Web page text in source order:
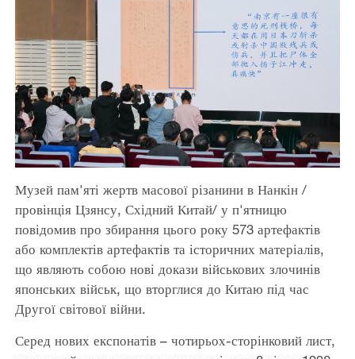
Музей пам'яті жертв масової різанини в Нанкін /
провінція Цзянсу, Східний Китай/ у п'ятницю
повідомив про збирання цього року 573 артефактів
або комплектів артефактів та історичних матеріалів,
що являють собою нові докази військових злочинів
японських військ, що вторглися до Китаю під час
Другої світової війни.
Серед нових експонатів – чотирьох-сторінковий лист,